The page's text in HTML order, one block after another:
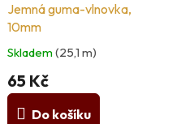
Jemná guma-vlnovka,
10mm
Skladem(25,1 m)
65 Kč
Do košíku